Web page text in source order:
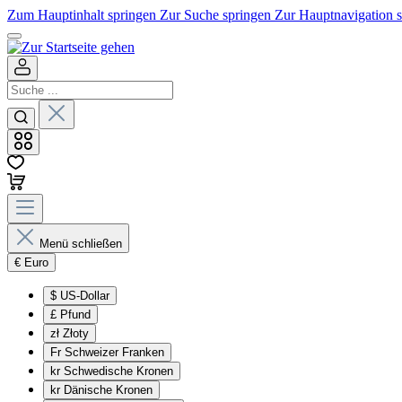
Zum Hauptinhalt springen Zur Suche springen Zur Hauptnavigation
Menü schließen
€ Euro
$ US-Dollar
£ Pfund
zł Złoty
Fr Schweizer Franken
kr Schwedische Kronen
kr Dänische Kronen